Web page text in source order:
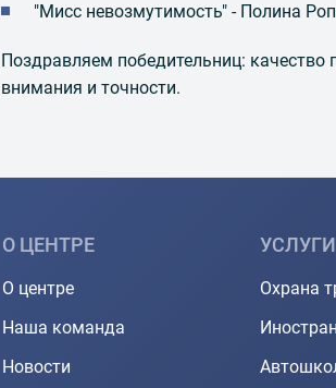
"Мисс невозмутимость" - Полина
Поздравляем победительниц:
внимания и точности.
О ЦЕНТРЕ
О центре
Наша команда
Новости
УСЛУГИ
Охрана